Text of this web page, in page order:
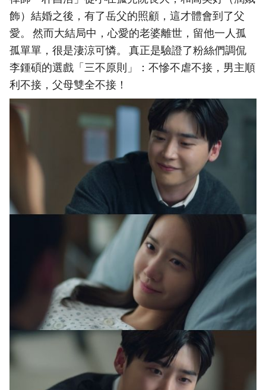
飾）結婚之後，有了岳父的照顧，這才體會到了父
愛。 然而大結局中，心愛的老婆離世，留他一人孤
孤單單，很是淒涼可憐。 真正是驗證了粉絲們調侃
李鍾碩的選戲「三不原則」：不慘不虐不接，男主順
利不接，父母雙全不接！